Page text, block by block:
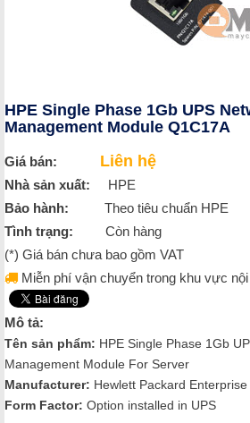
HPE Single Phase 1Gb UPS
Management Module Q1C17A
Giá bán: Liên hệ
Nhà sản xuất: HPE
Bảo hành: Theo tiêu chuẩn HPE
Tình trạng: Còn hàng
(*) Giá bán chưa bao gồm VAT
Miễn phí vận chuyển trong khu vực
Mô tả:
Tên sản phẩm: HPE Single Phase 1Gb
Management Module For Server
Manufacturer: Hewlett Packard Enterprise
Form Factor: Option installed in UPS